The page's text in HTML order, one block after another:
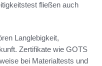
fließen auch
Langlebigkeit,
Zertifikate wie GOTS
bei Materialtests und